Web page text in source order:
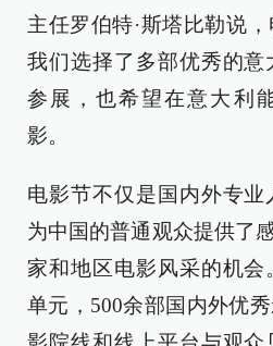
主任罗伯特·斯塔比勒说
我们选择了多部优秀的意
参展，也希望在意大利
影。
电影节不仅是国内外专
为中国的普通观众提供了
家和地区电影风采的机
单元，500余部国内外优